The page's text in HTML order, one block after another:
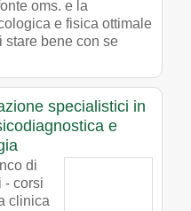
oms. e la
e fisica ottimale
stare bene con se
specialistici in
e
di
- corsi
clinica